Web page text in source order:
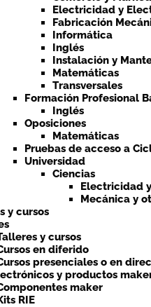
Electricidad y
Fabricación
Informática
Inglés
Instalación y
Matemáticas
Transversales
Formación Profesional
Inglés
Oposiciones
Matemáticas
Pruebas de acceso a
Universidad
Ciencias
Electricidad
Mecánica y
y cursos
y cursos
en diferido
presenciales o en
y productos
maker
RIE